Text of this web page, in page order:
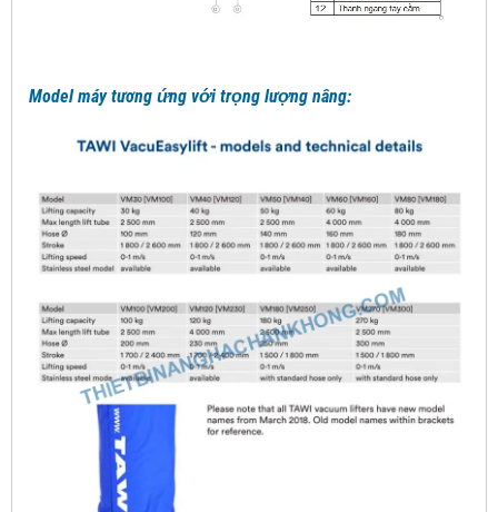
Model máy tương ứng với trọng lượng nâng: